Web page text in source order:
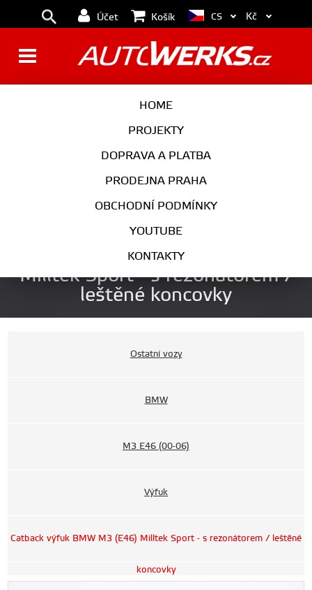
Účet Košík
HOME
PROJEKTY
DOPRAVA A PLATBA
PRODEJNA PRAHA
OBCHODNÍ PODMÍNKY
YOUTUBE
KONTAKTY
CS Kč
PODVOZEK
VÝFUK
INTERIÉR
AUTOKOSMETIKA
Catback výfuk BMW M3 (E46)
Milltek Sport - s rezonátorem /
leštěné koncovky
Ostatní vozy
BMW
M3 E46 (00-06)
Výfuk
Catback výfuk BMW M3 (E46) Milltek Sport - s rezonátorem / leštěné
koncovky